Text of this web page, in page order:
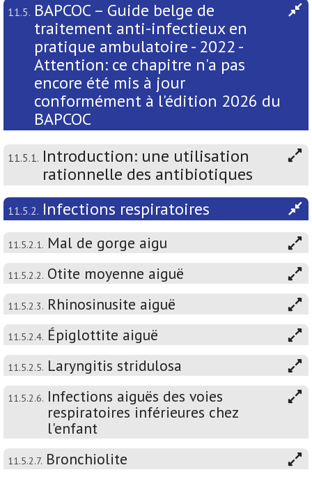
11.5. BAPCOC – Guide belge de
traitement anti-infectieux en
pratique ambulatoire - 2022 -
Attention: ce chapitre n'a pas
encore été mis à jour
conformément à l'édition 2026 du
BAPCOC
11.5.1. Introduction: une utilisation
rationnelle des antibiotiques
11.5.2. Infections respiratoires
11.5.2.1. Mal de gorge aigu
11.5.2.2. Otite moyenne aiguë
11.5.2.3. Rhinosinusite aiguë
11.5.2.4. Épiglottite aiguë
11.5.2.5. Laryngitis stridulosa
11.5.2.6. Infections aiguës des voies
respiratoires inférieures chez
l'enfant
11.5.2.7. Bronchiolite